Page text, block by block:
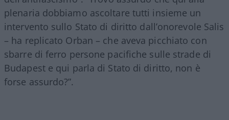
plenaria dobbiamo ascoltare tutti insieme un
intervento sullo Stato di diritto dall’onorevole Salis
– ha replicato Orban – che aveva picchiato con
sbarre di ferro persone pacifiche sulle strade di
Budapest e qui parla di Stato di diritto, non è
forse assurdo?”.